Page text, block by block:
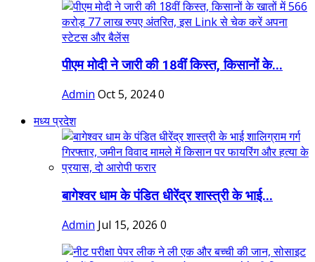
पीएम मोदी ने जारी की 18वीं किस्त, किसानों के...
Admin Oct 5, 20240
मध्य प्रदेश
बागेश्वर धाम के पंडित धीरेंद्र शास्त्री के भाई...
Admin Jul 15, 2026 0